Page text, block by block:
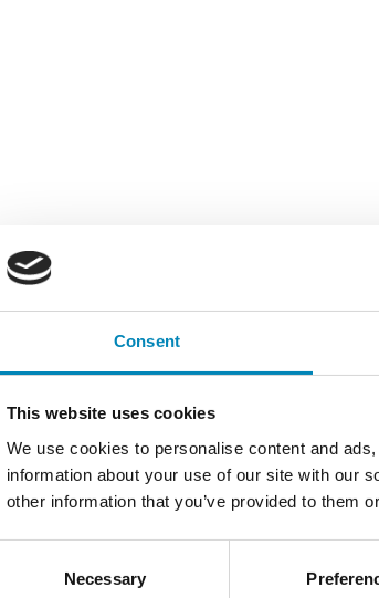
Consent
This website uses cookies
We use cookies to personalise content and
information about your use of our site with our
other information that you’ve provided to them
Necessary